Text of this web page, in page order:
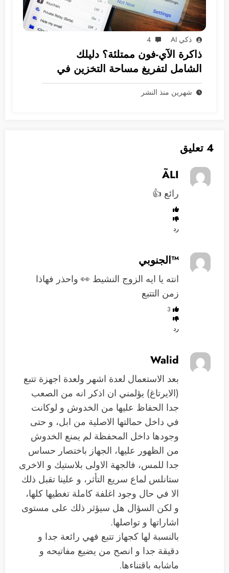
ذكي AI 4
ذاكرة الآي-فون ممتلئة؟ دليلك
الشامل لتفريغ مساحة التخزين في
نظام iOS
شهرين منذ النشر
4 تعليق
ÃLI
رائع 👍
رد
™️الجنوبي
انته يا ايه الزوج النشيط 👀 واحذر فهاذا
زمن التتبع
3
رد
Walid
بعد الاستعمال لعدة اشهر ولعدة اجهزة تتبع
(الايرتاغ) يؤلمني ان اذكر انه من الصعب
جدا الحفاظ عليها من الخدوش و لوكانت
في داخل حمالتها الاصلية من ابل، و حتى
وجودها داخل المحفظة لم يمنع الخدوش
من الظهور عليها، الجهاز باختصار حساس
جدا للمس، فالجهة الاولى بلاستيك و الاخرى
ستانلس لماع سريع التأثر، و علينا تقبل ذلك
الا في حال وجود اغلفة كاملة تغطيها كلها،
و لكن السؤال هل سيؤثر ذلك على مستوى
اشاراتها و تواصلها.
بالنسبة لها كجهاز تتبع فهي رائعة جدا و
دقيقة جدا و انصح من يضيع مفاتيحه و
ماشابه باقتناءها.